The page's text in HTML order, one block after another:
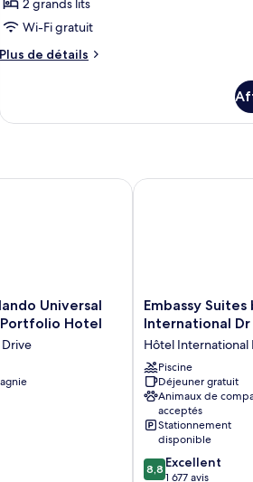
chambre :
Chambre,
2
(Mobility
2 grands lits
Wi-Fi gratuit
Plus de détails
Plus
Chambre,
Universal
Hotel
Universal Blvd., a Tribute Portfolio
Embassy
Suites
Hilton
Orlando
International
Dr
ICON
Park
International
Embassy
International Dr
Hôtel International
Piscine
Déjeuner gratuit
Animaux de
acceptés
Stationnement
disponible
8.8
sur
8,8 Excellent
1 677 avis
Embassy Suites